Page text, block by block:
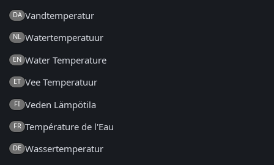
DA Vandtemperatur
NL Watertemperatuur
EN Water Temperature
ET Vee Temperatuur
FI Veden Lämpötila
FR Température de l'Eau
DE Wassertemperatur